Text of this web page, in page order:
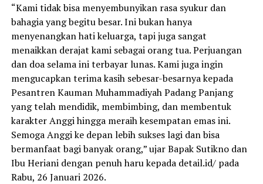
“Kami tidak bisa menyembunyikan rasa syukur dan
bahagia yang begitu besar. Ini bukan hanya
menyenangkan hati keluarga, tapi juga sangat
menaikkan derajat kami sebagai orang tua. Perjuangan
dan doa selama ini terbayar lunas. Kami juga ingin
mengucapkan terima kasih sebesar-besarnya kepada
Pesantren Kauman Muhammadiyah Padang Panjang
yang telah mendidik, membimbing, dan membentuk
karakter Anggi hingga meraih kesempatan emas ini.
Semoga Anggi ke depan lebih sukses lagi dan bisa
bermanfaat bagi banyak orang,” ujar Bapak Sutikno dan
Ibu Heriani dengan penuh haru kepada detail.id/ pada
Rabu, 26 Januari 2026.